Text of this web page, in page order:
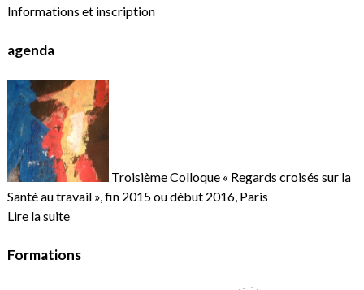
Informations et inscription
agenda
Troisième Colloque « Regards croisés sur la
Santé au travail », fin 2015 ou début 2016, Paris
Lire la suite
Formations